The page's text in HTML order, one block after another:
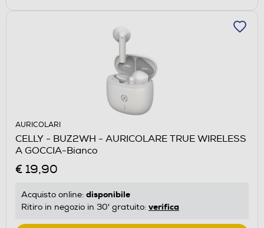
AURICOLARI
CELLY - BUZ2WH - AURICOLARE TRUE WIRELESS
A GOCCIA-Bianco
€ 19,90
Acquisto online: disponibile
Ritiro in negozio in 30' gratuito: verifica